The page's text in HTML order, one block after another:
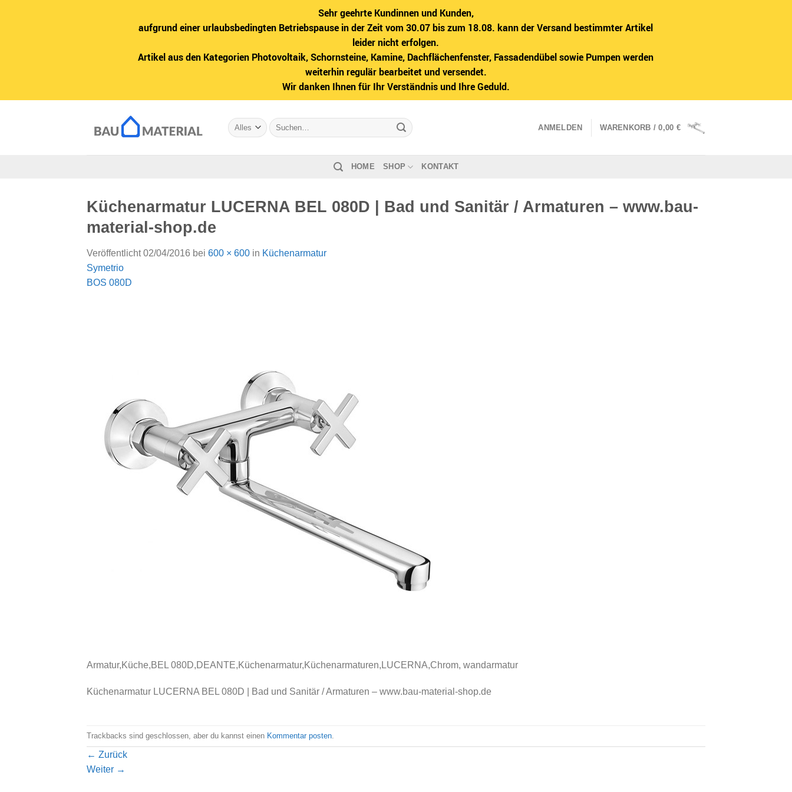
Sehr geehrte Kundinnen und Kunden,
aufgrund einer urlaubsbedingten Betriebspause in der Zeit vom 30.07 bis zum 18.08. kann der Versand bestimmter Artikel
leider nicht erfolgen.
Artikel aus den Kategorien Photovoltaik, Schornsteine, Kamine, Dachflächenfenster, Fassadendübel sowie Pumpen werden
weiterhin regulär bearbeitet und versendet.
Wir danken Ihnen für Ihr Verständnis und Ihre Geduld.
Suche
nach:
ANMELDEN WARENKORB /0,00 €
HOME SHOP KONTAKT
Küchenarmatur LUCERNA BEL 080D | Bad und Sanitär / Armaturen – www.bau-
material-shop.de
Veröffentlicht02/04/2016 bei 600 × 600 in Küchenarmatur
Symetrio
BOS 080D
Armatur,Küche,BEL 080D,DEANTE,Küchenarmatur,Küchenarmatu​ren,LUCERNA,Chrom, wandarmatur
Küchenarmatur LUCERNA BEL 080D | Bad und Sanitär / Armaturen – www.bau-material-shop.de
Trackbacks sind geschlossen, aber du kannst einen Kommentar posten
← Zurück
Weiter →